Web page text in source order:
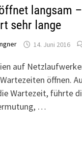
langsam
sehr lange
14. Juni 2016
auf
öffnen.
Wartezeit, führte
…